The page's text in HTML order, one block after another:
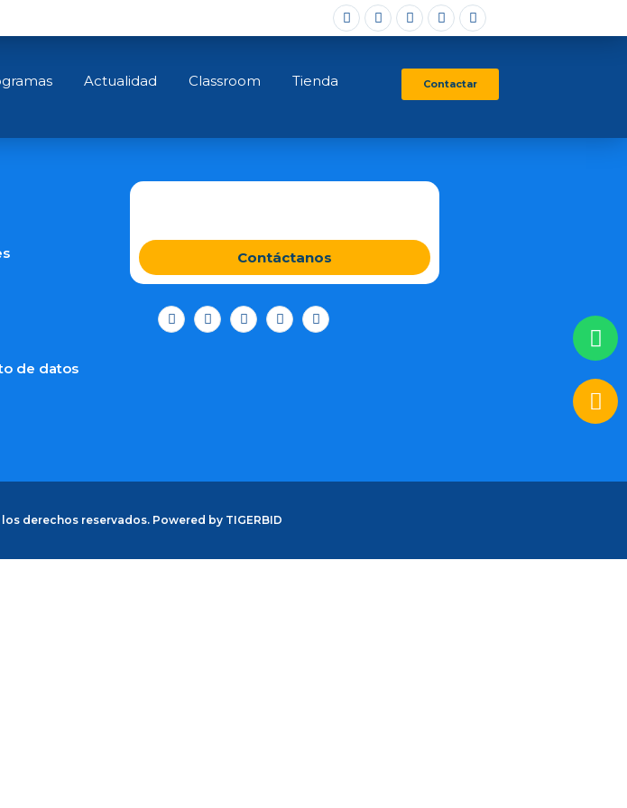
Actualidad Classroom Tienda Contactar
Master internacional en Educación Emocional y neurociencias aplicadas.
de datos
Contáctanos
derechos reservados. Powered by TIGERBID